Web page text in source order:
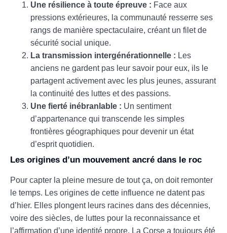
Une résilience à toute épreuve : Face aux
pressions extérieures, la communauté resserre ses
rangs de manière spectaculaire, créant un filet de
sécurité social unique.
La transmission intergénérationnelle : Les
anciens ne gardent pas leur savoir pour eux, ils le
partagent activement avec les plus jeunes, assurant
la continuité des luttes et des passions.
Une fierté inébranlable : Un sentiment
d’appartenance qui transcende les simples
frontières géographiques pour devenir un état
d’esprit quotidien.
Les origines d’un mouvement ancré dans le roc
Pour capter la pleine mesure de tout ça, on doit remonter
le temps. Les origines de cette influence ne datent pas
d’hier. Elles plongent leurs racines dans des décennies,
voire des siècles, de luttes pour la reconnaissance et
l’affirmation d’une identité propre. La Corse a toujours été